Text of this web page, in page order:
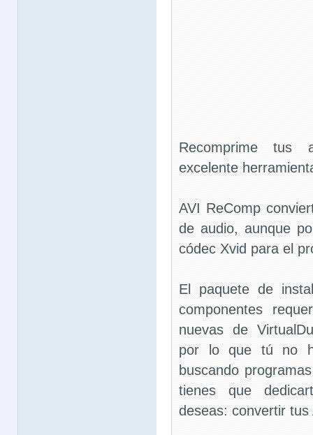
Recomprime tus
excelente
AVI ReComp
de audio, aunque
códec Xvid para el
El paquete de
componentes
nuevas de
por lo que tú no
buscando
tienes que
deseas: convertir tus